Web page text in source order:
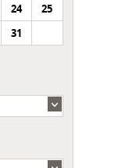
24
25
31